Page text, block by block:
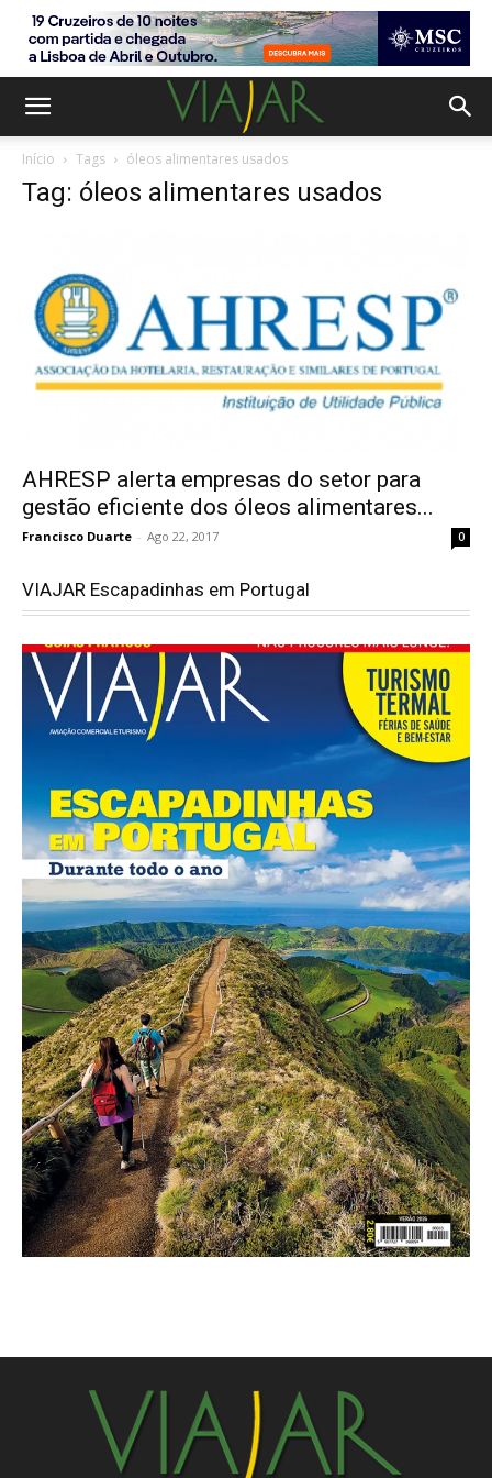
Início Tags óleos alimentares usados
Tag: óleos alimentares usados
AHRESP alerta empresas do setor para
gestão eficiente dos óleos alimentares...
Francisco Duarte - Ago 22, 2017 0
VIAJAR Escapadinhas em Portugal